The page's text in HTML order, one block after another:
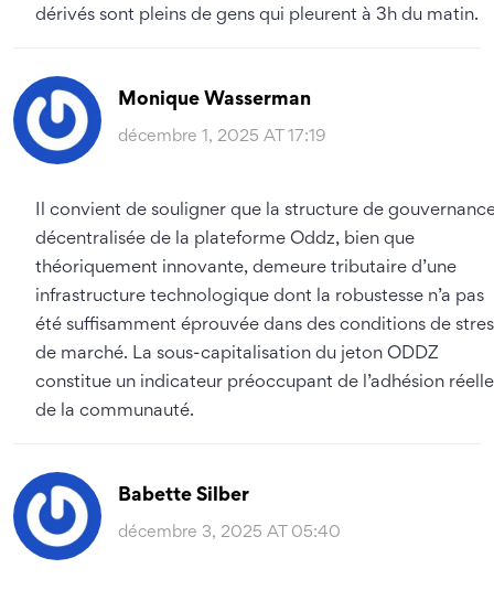
dérivés sont pleins de gens qui pleurent à 3h du matin.
Monique Wasserman
décembre 1, 2025 AT 17:19
Il convient de souligner que la structure de
décentralisée de la plateforme Oddz, bien que
théoriquement innovante, demeure tributaire d’une
infrastructure technologique dont la robustesse n’a pas
été suffisamment éprouvée dans des conditions de
de marché. La sous-capitalisation du jeton ODDZ
constitue un indicateur préoccupant de l’adhésion réelle
de la communauté.
Babette Silber
décembre 3, 2025 AT 05:40